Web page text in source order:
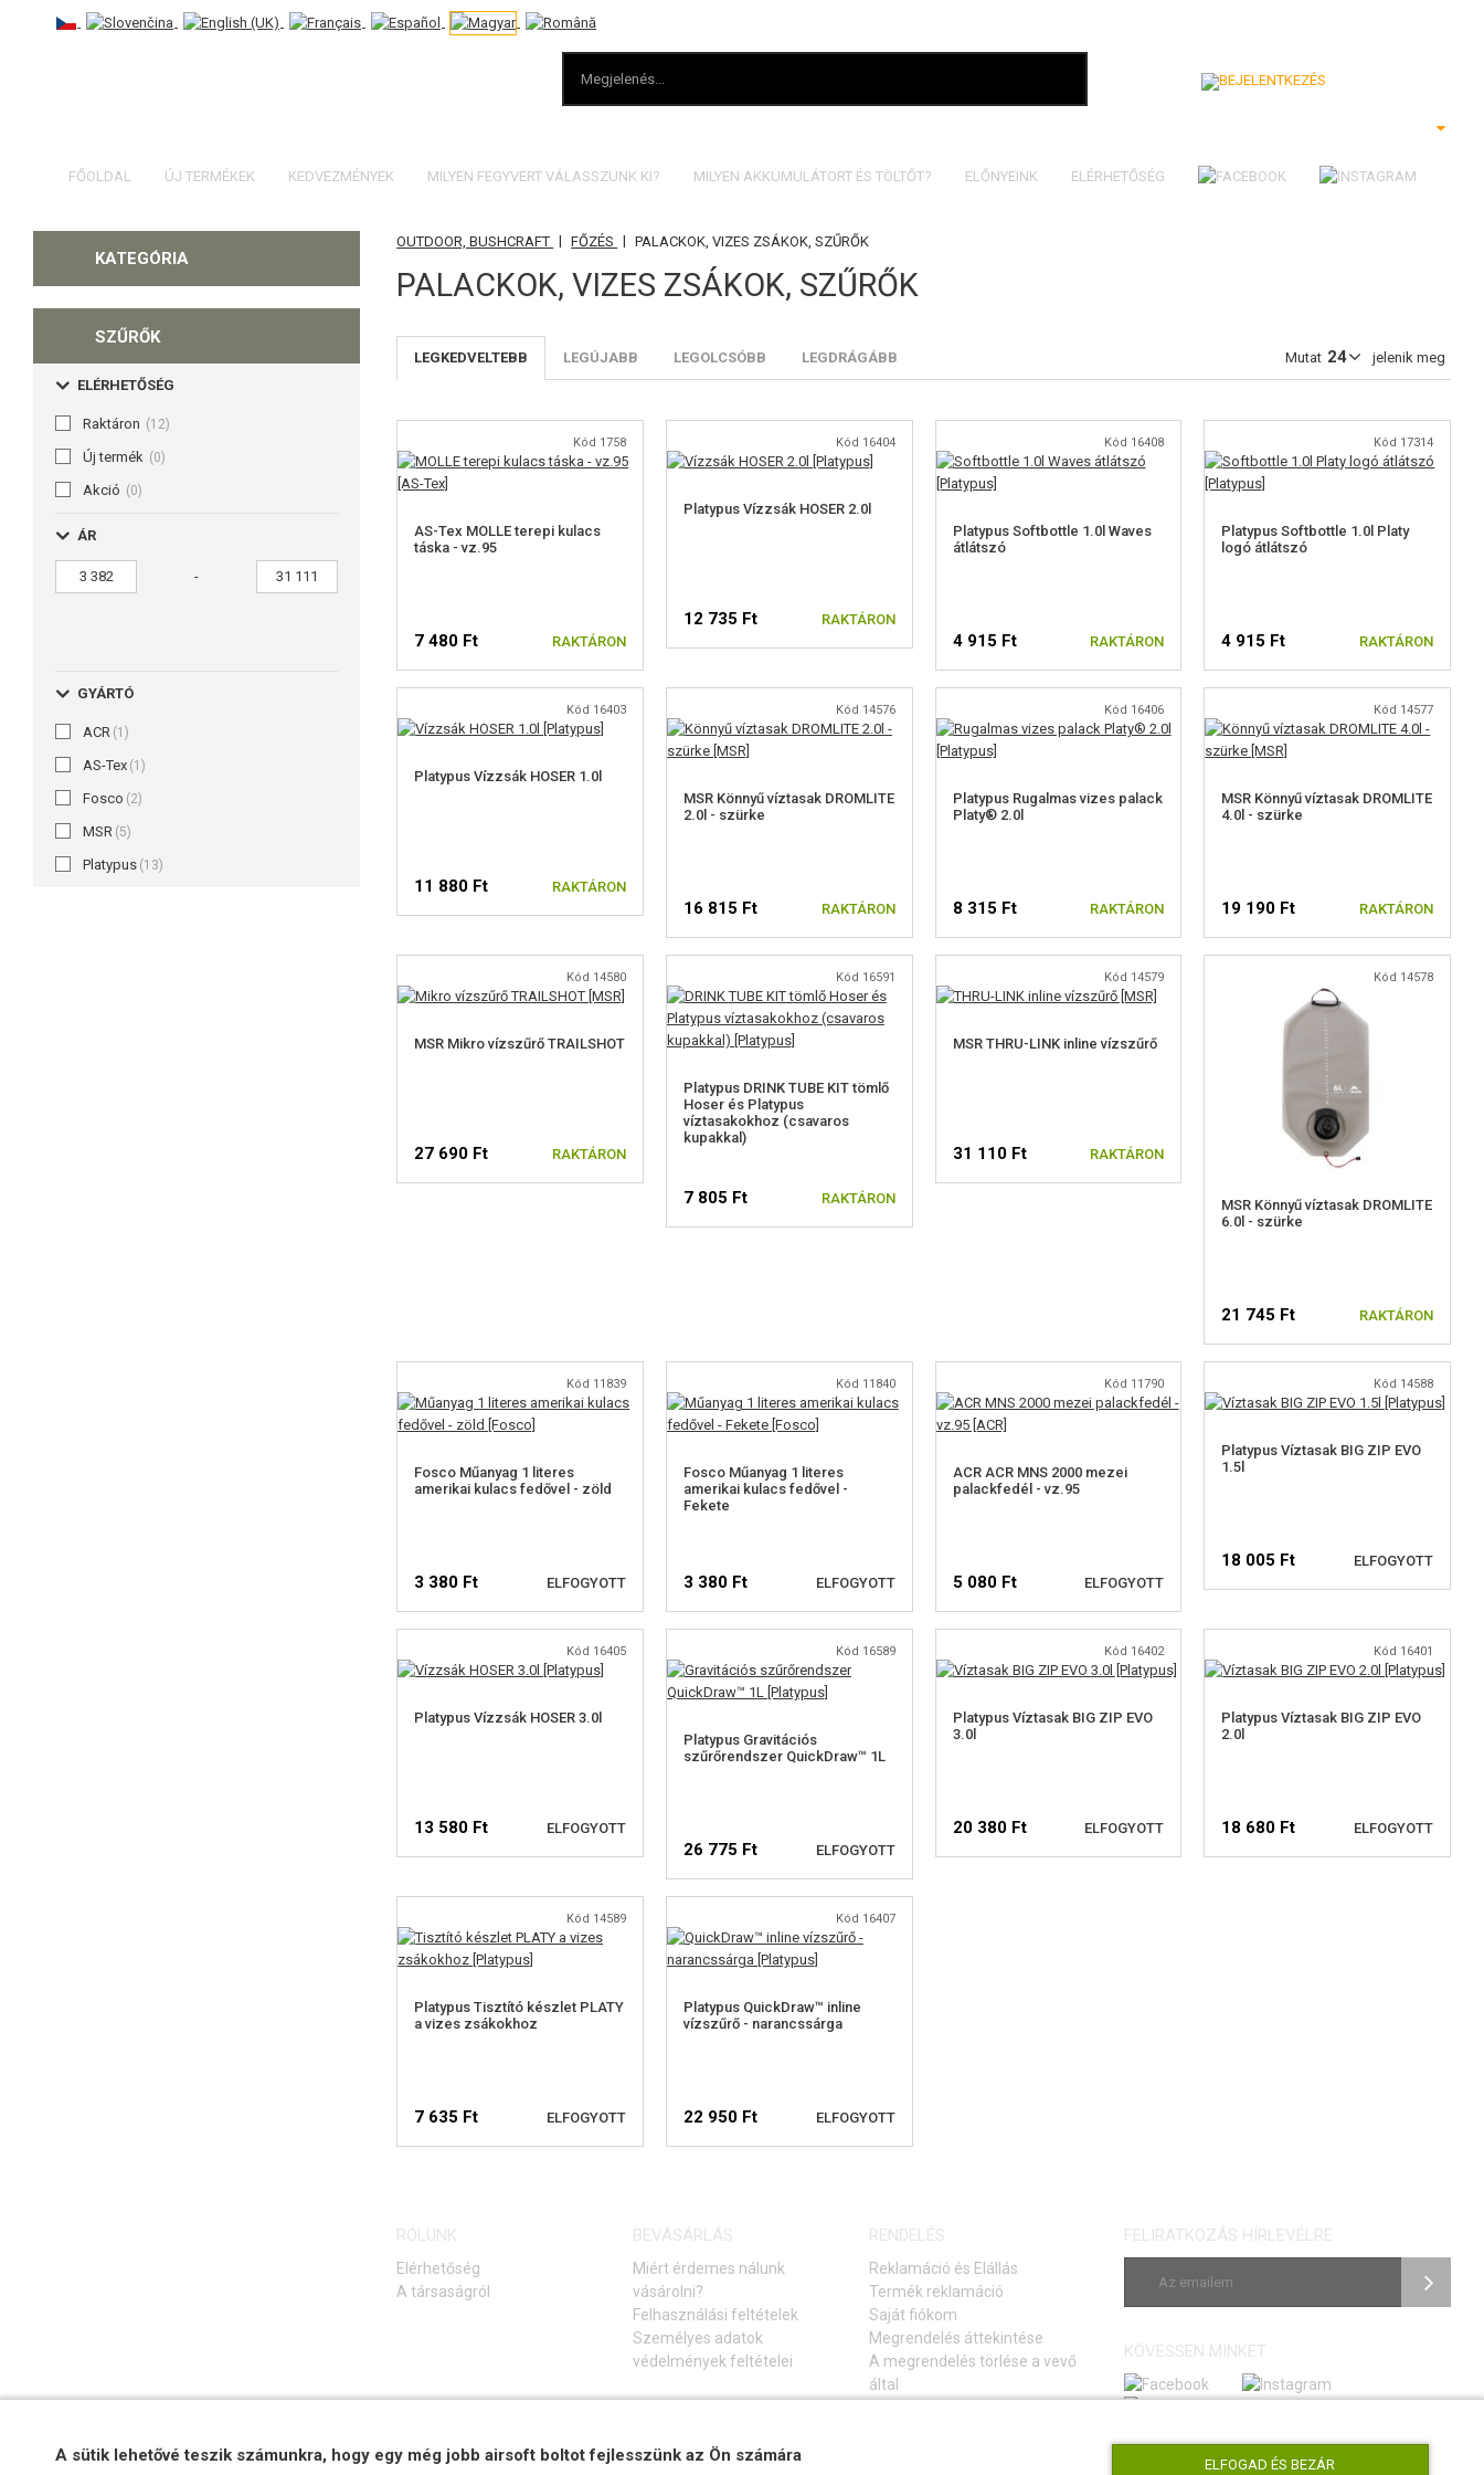
FŐOLDAL ÚJ TERMÉKEK KEDVEZMÉNYEK MILYEN FEGYVERT VÁLASSZUNK KI? MILYEN AKKUMULÁTORT ÉS TÖLTŐT? ELŐNYEINK ELÉRHETŐSÉG
KATEGÓRIA
SZŰRŐK
ELÉRHETŐSÉG
Raktáron (12)
Új termék (0)
Akció (0)
ÁR
-
GYÁRTÓ
ACR (1)
AS-Tex (1)
Fosco (2)
MSR (5)
Platypus (13)
OUTDOOR, BUSHCRAFT | FŐZÉS | PALACKOK, VIZES ZSÁKOK, SZŰRŐK
PALACKOK, VIZES ZSÁKOK, SZŰRŐK
Mutat jelenik meg
LEGKEDVELTEBB LEGÚJABB LEGOLCSÓBB LEGDRÁGÁBB
Kód 1758
AS-Tex MOLLE terepi kulacs
táska - vz.95
7 480 Ft RAKTÁRON
Kód 16404
Platypus Vízzsák HOSER 2.0l
12 735 Ft RAKTÁRON
Kód 16408
Platypus Softbottle 1.0l Waves
átlátszó
4 915 Ft RAKTÁRON
Kód 17314
Platypus Softbottle 1.0l Platy
logó átlátszó
4 915 Ft RAKTÁRON
Kód 16403
Platypus Vízzsák HOSER 1.0l
11 880 Ft RAKTÁRON
Kód 14576
MSR Könnyű víztasak DROMLITE
2.0l - szürke
16 815 Ft RAKTÁRON
Kód 16406
Platypus Rugalmas vizes palack
Platy® 2.0l
8 315 Ft RAKTÁRON
Kód 14577
MSR Könnyű víztasak DROMLITE
4.0l - szürke
19 190 Ft RAKTÁRON
Kód 14580
MSR Mikro vízszűrő TRAILSHOT
27 690 Ft RAKTÁRON
Kód 16591
Platypus DRINK TUBE KIT tömlő
Hoser és Platypus
víztasakokhoz (csavaros
kupakkal)
7 805 Ft RAKTÁRON
Kód 14579
MSR THRU-LINK inline vízszűrő
31 110 Ft RAKTÁRON
Kód 14578
MSR Könnyű víztasak DROMLITE
6.0l - szürke
21 745 Ft RAKTÁRON
Kód 11839
Fosco Műanyag 1 literes
amerikai kulacs fedővel - zöld
3 380 Ft ELFOGYOTT
FIGYELMEZTETÉS
Kód 11840
Fosco Műanyag 1 literes
amerikai kulacs fedővel -
Fekete
3 380 Ft ELFOGYOTT
ELÉRHETŐSÉGI
Kód 11790
ACR ACR MNS 2000 mezei
palackfedél - vz.95
5 080 Ft ELFOGYOTT
FIGYELMEZTETÉS
Kód 14588
Platypus Víztasak BIG ZIP EVO
1.5l
18 005 Ft ELFOGYOTT
ELÉRHETŐSÉGI
Kód 16405
Platypus Vízzsák HOSER 3.0l
13 580 Ft ELFOGYOTT
ELÉRHETŐSÉGI
FIGYELMEZTETÉS
Kód 16589
Platypus Gravitációs
szűrőrendszer QuickDraw™ 1L
26 775 Ft ELFOGYOTT
ELÉRHETŐSÉGI
Kód 16402
Platypus Víztasak BIG ZIP EVO
3.0l
20 380 Ft ELFOGYOTT
Kód 16401
Platypus Víztasak BIG ZIP EVO
2.0l
18 680 Ft ELFOGYOTT
Kód 14589
Platypus Tisztító készlet PLATY
a vizes zsákokhoz
7 635 Ft ELFOGYOTT
FIGYELMEZTETÉS
Kód 16407
Platypus QuickDraw™ inline
vízszűrő - narancssárga
22 950 Ft ELFOGYOTT
FIGYELMEZTETÉS
RÓLUNK
Elérhetőség
A társaságról
BEVÁSÁRLÁS
Miért érdemes nálunk
vásárolni?
Felhasználási feltételek
Személyes adatok
védelmények feltételei
RENDELÉS
Reklamáció és Elállás
Termék reklamáció
Saját fiókom
Megrendelés áttekintése
A megrendelés törlése a vevő
által
FELIRATKOZÁS HÍRLEVÉLRE
KÖVESSEN MINKET
A sütik lehetővé teszik számunkra, hogy egy még jobb airsoft boltot fejlesszünk az Ön számára ELFOGAD ÉS BEZÁR